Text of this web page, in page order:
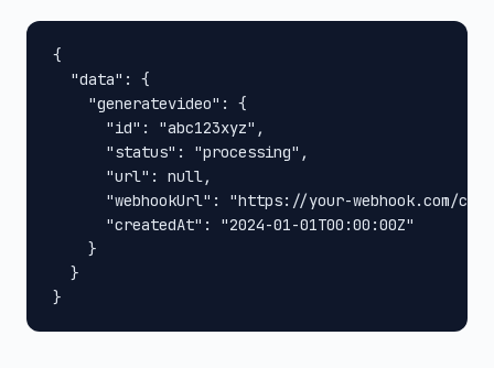
{
  "data": {
    "generatevideo": {
      "id": "abc123xyz",
      "status": "processing",
      "url": null,
"webhookUrl": "https://your-webhook.com/
      "createdAt": "2024-01-01T00:00:00Z"
    }
  }
}